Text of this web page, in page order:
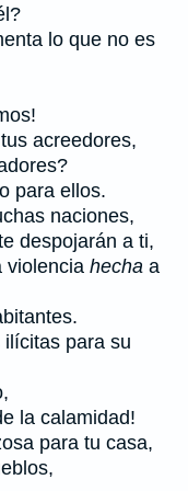
lo que no es
acreedores,
ellos.
naciones,
a ti,
hecha a
ilícitas para su
calamidad!
para tu casa,